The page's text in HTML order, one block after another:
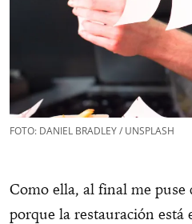
FOTO: DANIEL BRADLEY / UNSPLASH
Como ella, al final me puse
porque la restauración